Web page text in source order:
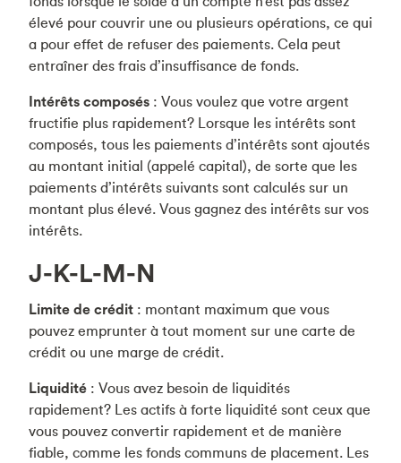
élevé pour couvrir une ou plusieurs opérations, ce qui
a pour effet de refuser des paiements. Cela peut
entraîner des frais d’insuffisance de fonds.
Intérêts composés : Vous voulez que votre argent
fructifie plus rapidement? Lorsque les intérêts sont
composés, tous les paiements d’intérêts sont ajoutés
au montant initial (appelé capital), de sorte que les
paiements d’intérêts suivants sont calculés sur un
montant plus élevé. Vous gagnez des intérêts sur vos
intérêts.
J-K-L-M-N
Limite de crédit : montant maximum que vous
pouvez emprunter à tout moment sur une carte de
crédit ou une marge de crédit.
Liquidité : Vous avez besoin de liquidités
rapidement? Les actifs à forte liquidité sont ceux que
vous pouvez convertir rapidement et de manière
fiable, comme les fonds communs de placement. Les